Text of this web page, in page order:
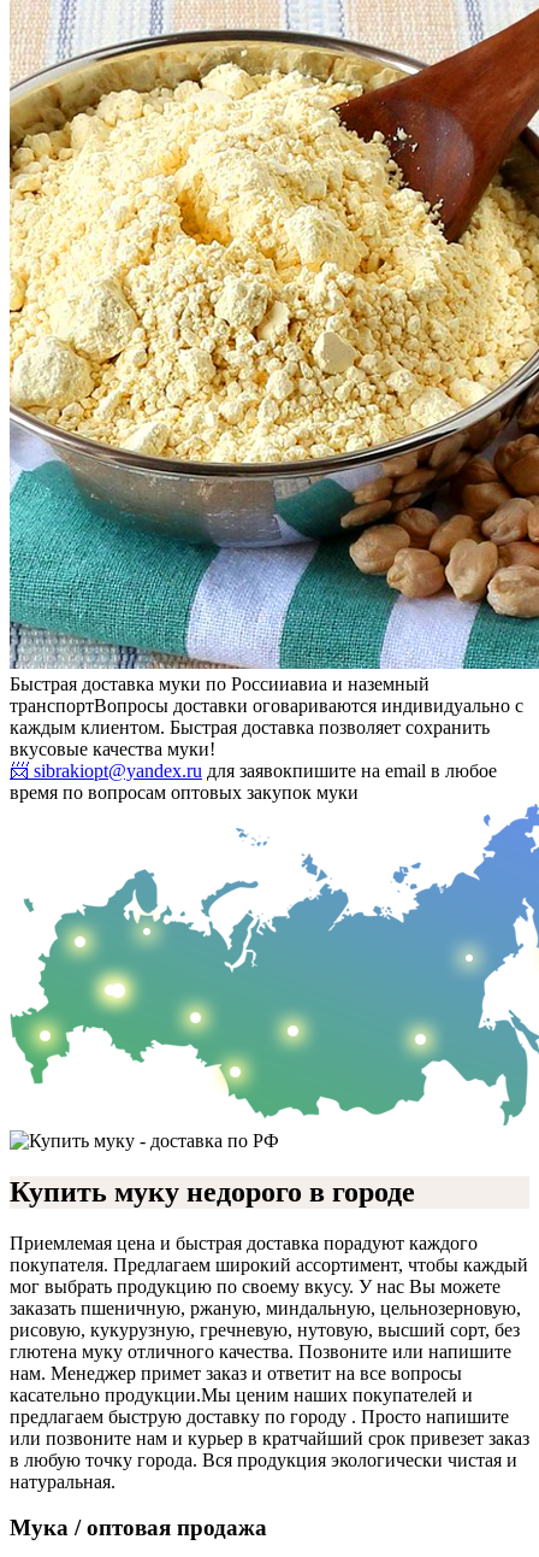
Быстрая доставка муки по Россииавиа и наземный
транспортВопросы доставки оговариваются индивидуально с
каждым клиентом. Быстрая доставка позволяет сохранить
вкусовые качества муки!
📨 sibrakiopt@yandex.ru для заявокпишите на email в любое
время по вопросам оптовых закупок муки
Купить муку недорого в городе
Приемлемая цена и быстрая доставка порадуют каждого
покупателя. Предлагаем широкий ассортимент, чтобы каждый
мог выбрать продукцию по своему вкусу. У нас Вы можете
заказать пшеничную, ржаную, миндальную, цельнозерновую,
рисовую, кукурузную, гречневую, нутовую, высший сорт, без
глютена муку отличного качества. Позвоните или напишите
нам. Менеджер примет заказ и ответит на все вопросы
касательно продукции.Мы ценим наших покупателей и
предлагаем быструю доставку по городу . Просто напишите
или позвоните нам и курьер в кратчайший срок привезет заказ
в любую точку города. Вся продукция экологически чистая и
натуральная.
Мука / оптовая продажа